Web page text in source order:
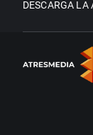
DESCARGA LA